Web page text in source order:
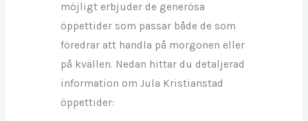
möjligt erbjuder de generösa
öppettider som passar både de som
föredrar att handla på morgonen eller
på kvällen. Nedan hittar du detaljerad
information om Jula Kristianstad
öppettider: